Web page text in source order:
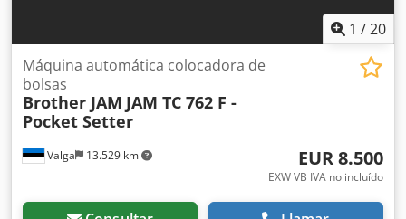
1 /20
Valga 13.529 km
Máquina automática colocadora de
bolsas
Brother JAM JAM TC 762 F -
Pocket Setter
EUR 8.500
EXW VB IVA no incluído